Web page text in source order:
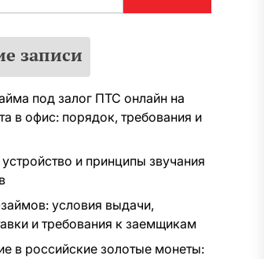
записи
под залог ПТС онлайн на
в офис: порядок, требования и
и принципы звучания
условия выдачи,
и требования к заемщикам
в российские золотые монеты: